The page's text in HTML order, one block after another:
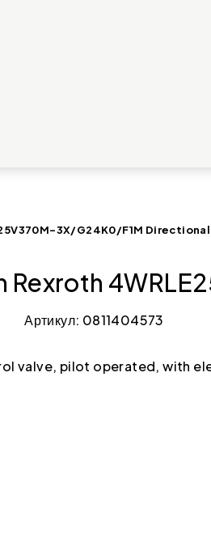
3X/G24K0/F1M
Rexroth
Артикул: 0811404573
valve, pilot operated, with